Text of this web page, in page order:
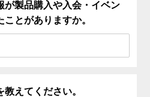
が製品購入や入会・イベン
ことがありますか。
えてください。